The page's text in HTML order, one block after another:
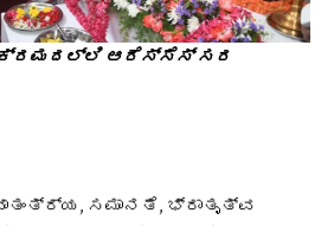
ಆರೆಸ್ಸೆಸ್ ಸರ
ಸಮಾನತೆ, ಭ್ರಾತೃತ್ವ